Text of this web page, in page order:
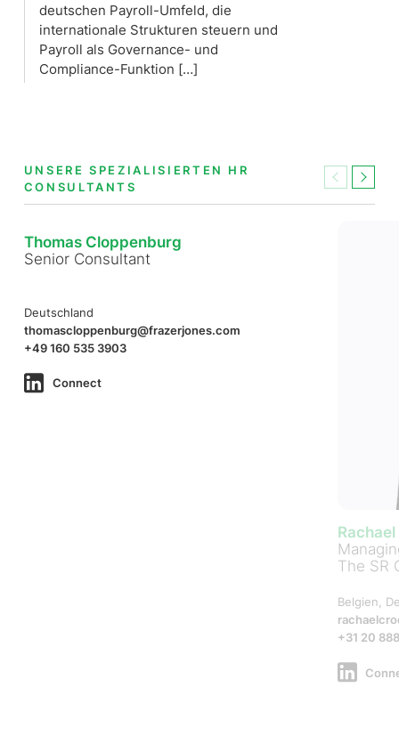
deutschen Payroll-Umfeld, die
internationale Strukturen steuern und
Payroll als Governance- und
Compliance-Funktion […]
UNSERE SPEZIALISIERTEN HR
CONSULTANTS
Previous
Thomas Cloppenburg
Senior Consultant
Deutschland
thomascloppenburg@frazerjones.com
+49 160 535 3903
Connect
The SR
Belgien,
+31 20
Next